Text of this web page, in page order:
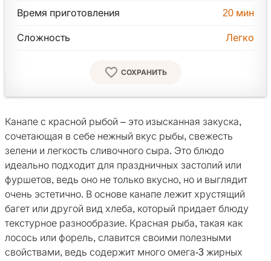
Время приготовления 20 мин
Сложность Легко
СОХРАНИТЬ
Канапе с красной рыбой – это изысканная закуска,
сочетающая в себе нежный вкус рыбы, свежесть
зелени и легкость сливочного сыра. Это блюдо
идеально подходит для праздничных застолий или
фуршетов, ведь оно не только вкусно, но и выглядит
очень эстетично. В основе канапе лежит хрустящий
багет или другой вид хлеба, который придает блюду
текстурное разнообразие. Красная рыба, такая как
лосось или форель, славится своими полезными
свойствами, ведь содержит много омега-3 жирных